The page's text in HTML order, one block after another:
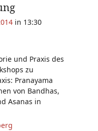
in 13:30
und Praxis des
zu
Pranayama
von Bandhas,
Asanas in